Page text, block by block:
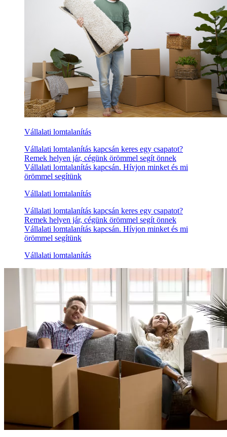
Vállalati lomtalanítás
Vállalati lomtalanítás kapcsán keres egy csapatot?
Remek helyen jár, cégünk örömmel segít önnek
Vállalati lomtalanítás kapcsán. Hívjon minket és mi
örömmel segítünk
Vállalati lomtalanítás
Vállalati lomtalanítás kapcsán keres egy csapatot?
Remek helyen jár, cégünk örömmel segít önnek
Vállalati lomtalanítás kapcsán. Hívjon minket és mi
örömmel segítünk
Vállalati lomtalanítás